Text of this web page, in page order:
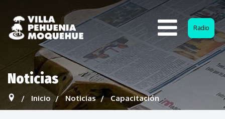
Radio
Noticias
Inicio Noticias Capacitación